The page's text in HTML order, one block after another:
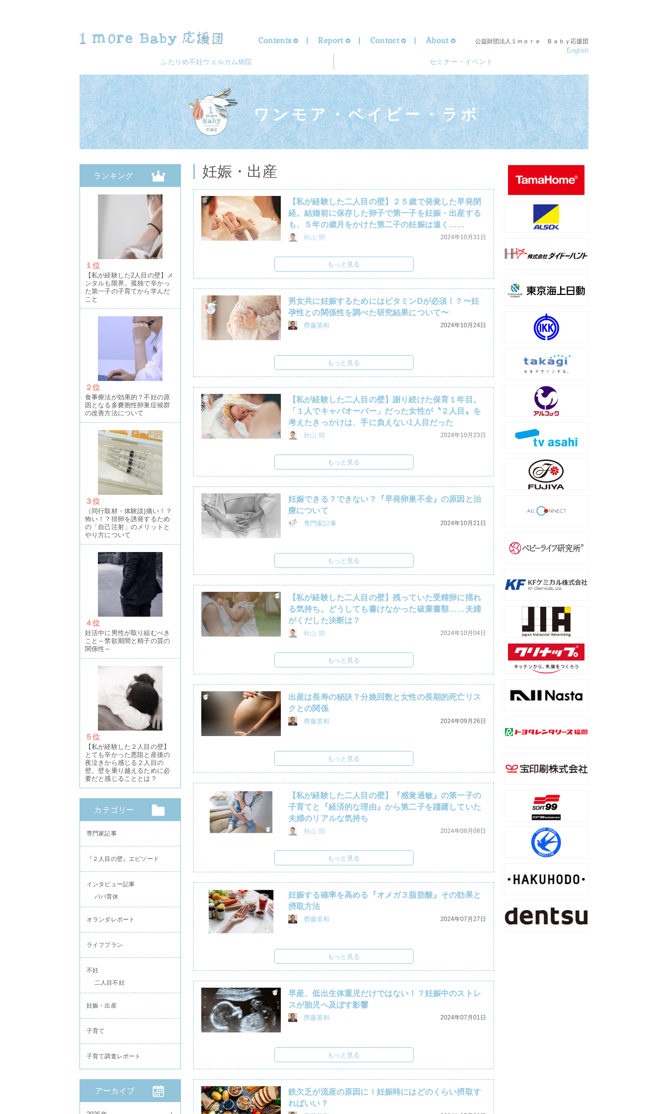
Contents Report Contact About 公益財団法人１ｍｏｒｅ Ｂａｂｙ応援団
English
ふたりめ不妊ウェルカム病院 セミナー・イベント
ワンモア・ベイビー・ラボ
妊娠・出産
【私が経験した二人目の壁】２５歳で発覚した早発閉
経。結婚前に保存した卵子で第一子を妊娠・出産する
も、５年の歳月をかけた第二子の妊娠は遠く……
秋山 開 2024年10月31日
もっと見る
男女共に妊娠するためにはビタミンDが必須！？〜妊
孕性との関係性を調べた研究結果について〜
齊藤英和 2024年10月24日
もっと見る
【私が経験した二人目の壁】謝り続けた保育１年目。
「１人でキャパオーバー」だった女性が〝２人目〟を
考えたきっかけは、手に負えない1人目だった
秋山 開 2024年10月23日
もっと見る
妊娠できる？できない？『早発卵巣不全』の原因と治
療について
専門家記事 2024年10月21日
もっと見る
【私が経験した二人目の壁】残っていた受精卵に揺れ
る気持ち。どうしても書けなかった破棄書類……夫婦
がくだした決断は？
秋山 開 2024年10月04日
もっと見る
出産は長寿の秘訣？分娩回数と女性の長期的死亡リス
クとの関係
齊藤英和 2024年09月26日
もっと見る
【私が経験した二人目の壁】『感覚過敏』の第一子の
子育てと『経済的な理由』から第二子を躊躇していた
夫婦のリアルな気持ち
秋山 開 2024年08月08日
もっと見る
妊娠する確率を高める『オメガ３脂肪酸』その効果と
摂取方法
齊藤英和 2024年07月27日
もっと見る
早産、低出生体重児だけではない！？妊娠中のストレ
スが胎児へ及ぼす影響
齊藤英和 2024年07月01日
もっと見る
鉄欠乏が流産の原因に！妊娠時にはどのくらい摂取す
ればいい？
ランキング
１位
【私が経験した2人目の壁】メ
ンタルも限界。孤独で辛かっ
た第一子の子育てから学んだ
こと
２位
食事療法が効果的？不妊の原
因となる多嚢胞性卵巣症候群
の改善方法について
３位
（同行取材・体験談)痛い！？
怖い！？排卵を誘発するため
の「自己注射」のメリットと
やり方について
４位
妊活中に男性が取り組むべき
こと～禁欲期間と精子の質の
関係性～
５位
【私が経験した２人目の壁】
とても辛かった悪阻と産後の
夜泣きから感じる２人目の
壁。壁を乗り越えるために必
要だと感じることとは？
カテゴリー
専門家記事
『２人目の壁』エピソード
インタビュー記事
パパ育休
オランダレポート
ライフプラン
不妊
二人目不妊
妊娠・出産
子育て
子育て調査レポート
アーカイブ